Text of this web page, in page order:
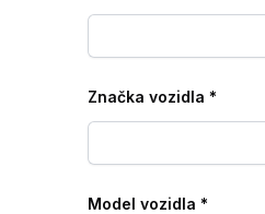
Značka vozidla *
Model vozidla *